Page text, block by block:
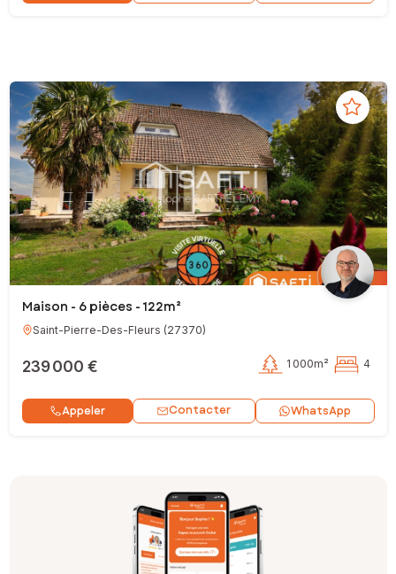
Maison - 6 pièces - 122m²
Saint-Pierre-Des-Fleurs (27370)
239 000 € 1 000m² 4
Appeler Contacter WhatsApp